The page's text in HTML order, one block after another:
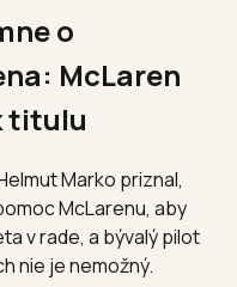
o
McLaren
titulu
Marko priznal,
McLarenu, aby
v rade, a bývalý pilot
nie je nemožný.